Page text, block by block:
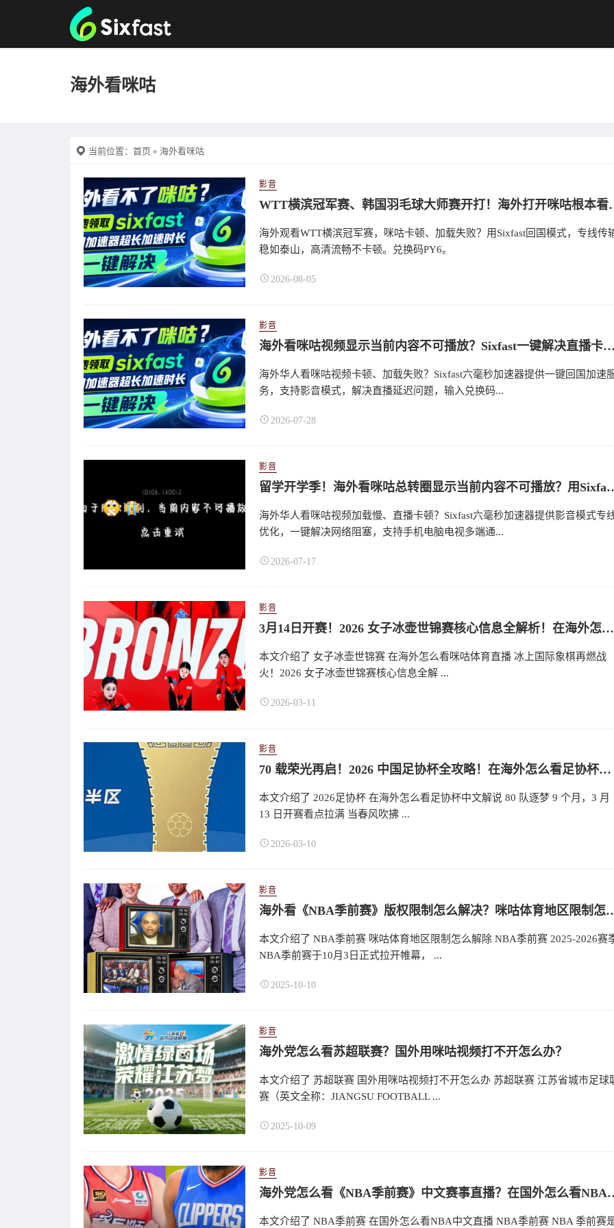
海外看咪咕
当前位置： 首页 » 海外看咪咕
影音
WTT横滨冠军赛、韩国羽
海外观看WTT横滨冠军赛，咪咕卡顿、加载失败？用Sixfast回国模式，专线传
稳如泰山，高清流畅不卡顿。兑换码PY6。
2026-08-05
影音
海外看咪咕视频显示当前内容不可播放？Sixfast一键解决直播卡顿难题
海外华人看咪咕视频卡顿、加载失败？Sixfast六毫秒加速器提供一键回国加速
务，支持影音模式，解决直播延迟问题，输入兑换码...
2026-07-28
影音
留学开学季！海外看咪咕总转圈显示当前
海外华人看咪咕视频加载慢、直播卡顿？Sixfast六毫秒加速器提供影音模式专
优化，一键解决网络阻塞，支持手机电脑电视多端通...
2026-07-17
影音
3月14日开赛！2026 女子冰壶世锦赛核心信息全解析！在海外怎么看咪咕体育直播？
本文介绍了 女子冰壶世锦赛 在海外怎么看咪咕体育直播 冰上国际象棋再燃战
火！2026 女子冰壶世锦赛核心信息全解 ...
2026-03-11
影音
70 载荣光再启！2026 中国足协杯全攻略！在海外怎么看足协杯中文解说？
本文介绍了 2026足协杯 在海外怎么看足协杯中文解说 80 队逐梦 9 个月，3 月
13 日开赛看点拉满​ 当春风吹拂 ...
2026-03-10
影音
海外看《NBA季前赛》版权限制怎么
本文介绍了 NBA季前赛 咪咕体育地区限制怎么解除 NBA季前赛 2025-2026赛
NBA季前赛于10月3日正式拉开帷幕， ...
2025-10-10
影音
海外党怎么看苏超联赛？国外用咪咕视频打不开怎么办？
本文介绍了 苏超联赛 国外用咪咕视频打不开怎么办 苏超联赛 江苏省城市足球
赛（英文全称：JIANGSU FOOTBALL ...
2025-10-09
影音
海外党怎么看《NBA季前赛》
本文介绍了 NBA季前赛 在国外怎么看NBA中文直播 NBA季前赛 NBA 季前赛